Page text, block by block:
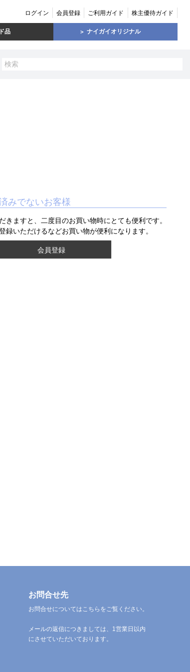
ログイン 会員登録 ご利用ガイド 株主優待ガイド
品 ナイガイオリジナル
みでないお客様
きますと、二度目のお買い物時にとても便利です。
録いただけるなどお買い物が便利になります。
会員登録
お問合せ先
お問合せについてはこちらをご覧ください。
メールの返信につきましては、1営業日以内
にさせていただいております。